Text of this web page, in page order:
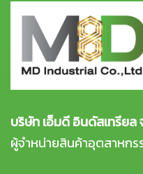
บริษัท เอ็มดี อินดัสเทรียล
ผู้จำหน่ายสินค้าอุตสาหกร